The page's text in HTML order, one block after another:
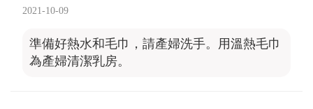
2021-10-09
準備好熱水和毛巾，請產婦洗手。用溫熱毛巾
為產婦清潔乳房。